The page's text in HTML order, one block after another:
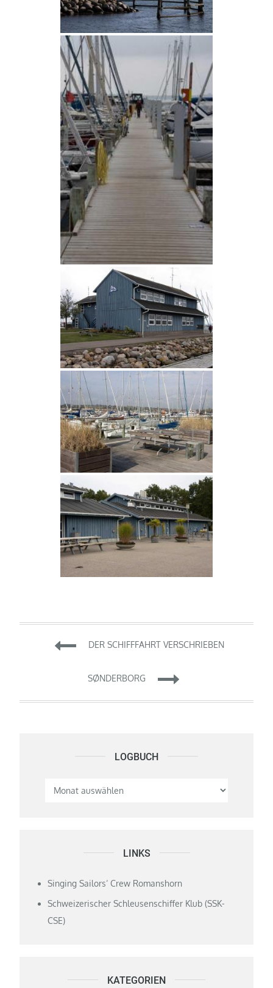
Beitragsnavigation
DER SCHIFFFAHRT VERSCHRIEBEN
SØNDERBORG
LOGBUCH Logbuch
LINKS
Singing Sailors‘ Crew Romanshorn
Schweizerischer Schleusenschiffer Klub (SSK-
CSE)
KATEGORIEN